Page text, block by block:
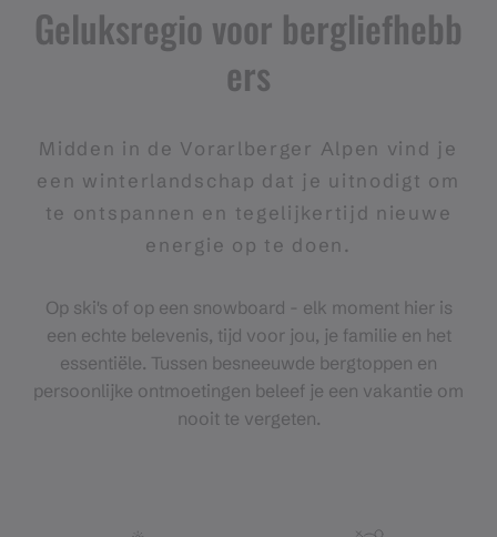
Geluksregio voor bergliefhebb
ers
Midden in de Vorarlberger Alpen vind je
een winterlandschap dat je uitnodigt om
te ontspannen en tegelijkertijd nieuwe
energie op te doen.
Op ski's of op een snowboard - elk moment hier is
een echte belevenis, tijd voor jou, je familie en het
essentiële. Tussen besneeuwde bergtoppen en
persoonlijke ontmoetingen beleef je een vakantie om
nooit te vergeten.